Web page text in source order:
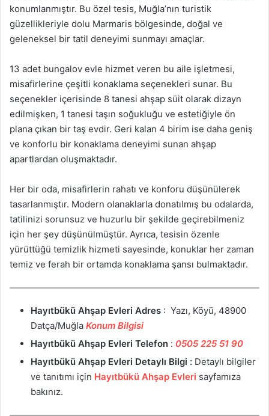
konumlanmıştır. Bu özel tesis, Muğla’nın turistik
güzellikleriyle dolu Marmaris bölgesinde, doğal ve
geleneksel bir tatil deneyimi sunmayı amaçlar.
13 adet bungalov evle hizmet veren bu aile işletmesi,
misafirlerine çeşitli konaklama seçenekleri sunar. Bu
seçenekler içerisinde 8 tanesi ahşap süit olarak dizayn
edilmişken, 1 tanesi taşın soğukluğu ve estetiğiyle ön
plana çıkan bir taş evdir. Geri kalan 4 birim ise daha geniş
ve konforlu bir konaklama deneyimi sunan ahşap
apartlardan oluşmaktadır.
Her bir oda, misafirlerin rahatı ve konforu düşünülerek
tasarlanmıştır. Modern olanaklarla donatılmış bu odalarda,
tatilinizi sorunsuz ve huzurlu bir şekilde geçirebilmeniz
için her şey düşünülmüştür. Ayrıca, tesisin özenle
yürüttüğü temizlik hizmeti sayesinde, konuklar her zaman
temiz ve ferah bir ortamda konaklama şansı bulmaktadır.
Hayıtbükü Ahşap Evleri Adres : Yazı, Köyü, 48900
Datça/Muğla Konum Bilgisi
Hayıtbükü Ahşap Evleri Telefon : 0505 225 51 90
Hayıtbükü Ahşap Evleri Detaylı Bilgi : Detaylı bilgiler
ve tanıtımı için Hayıtbükü Ahşap Evleri sayfamıza
bakınız.